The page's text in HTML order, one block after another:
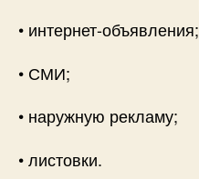
• интернет-объявления;
• СМИ;
• наружную рекламу;
• листовки.